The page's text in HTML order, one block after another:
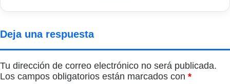
Deja una respuesta
Tu dirección de correo electrónico no será publicada.
Los campos obligatorios están marcados con *